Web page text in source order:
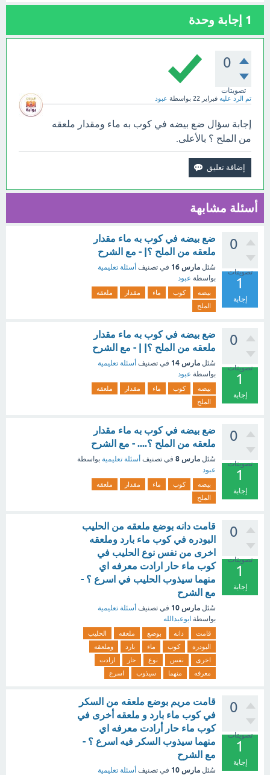
1 إجابة وحدة
0
تصويتات
تم الرد عليه فبراير 22 بواسطة عبود
إجابة سؤال ضع بيضه في كوب به ماء ومقدار ملعقه
من الملح ؟ بالأعلى.
أسئلة مشابهة
0
تصويتات
1
إجابة
ضع بيضه في كوب به ماء مقدار
ملعقه من الملح ؟| - مع الشرح
سُئل مارس 16 في تصنيف أسئلة تعليمية
بواسطة عبود
بيضه كوب ماء مقدار
ملعقه
الملح
0
تصويتات
1
إجابة
ضع بيضه في كوب به ماء مقدار
ملعقه من الملح ؟| | - مع الشرح
سُئل مارس 14 في تصنيف أسئلة تعليمية
بواسطة عبود
بيضه كوب ماء مقدار
ملعقه
الملح
0
تصويتات
1
إجابة
ضع بيضه في كوب به ماء مقدار
ملعقه من الملح ؟.... - مع الشرح
سُئل مارس 8 في تصنيف أسئلة تعليمية بواسطة
عبود
بيضه كوب ماء مقدار
ملعقه
الملح
0
تصويتات
1
إجابة
قامت دانه بوضع ملعقه من الحليب
البودره في كوب ماء بارد وملعقه
اخرى من نفس نوع الحليب في
كوب ماء حار ارادت معرفه اي
منهما سيذوب الحليب في اسرع ؟ -
مع الشرح
سُئل مارس 10 في تصنيف أسئلة تعليمية
بواسطة ابوعبدالله
قامت دانه بوضع ملعقه
الحليب
البودره
كوب ماء بارد
وملعقه
اخرى
نفس نوع حار
ارادت
معرفه
منهما سيذوب اسرع
0
تصويتات
1
إجابة
قامت مريم بوضع ملعقه من السكر
في كوب ماء بارد و ملعقه أخرى في
كوب ماء حار أرادت معرفه اي
منهما سيذوب السكر فيه اسرع ؟ -
مع الشرح
سُئل مارس 10 في تصنيف أسئلة تعليمية